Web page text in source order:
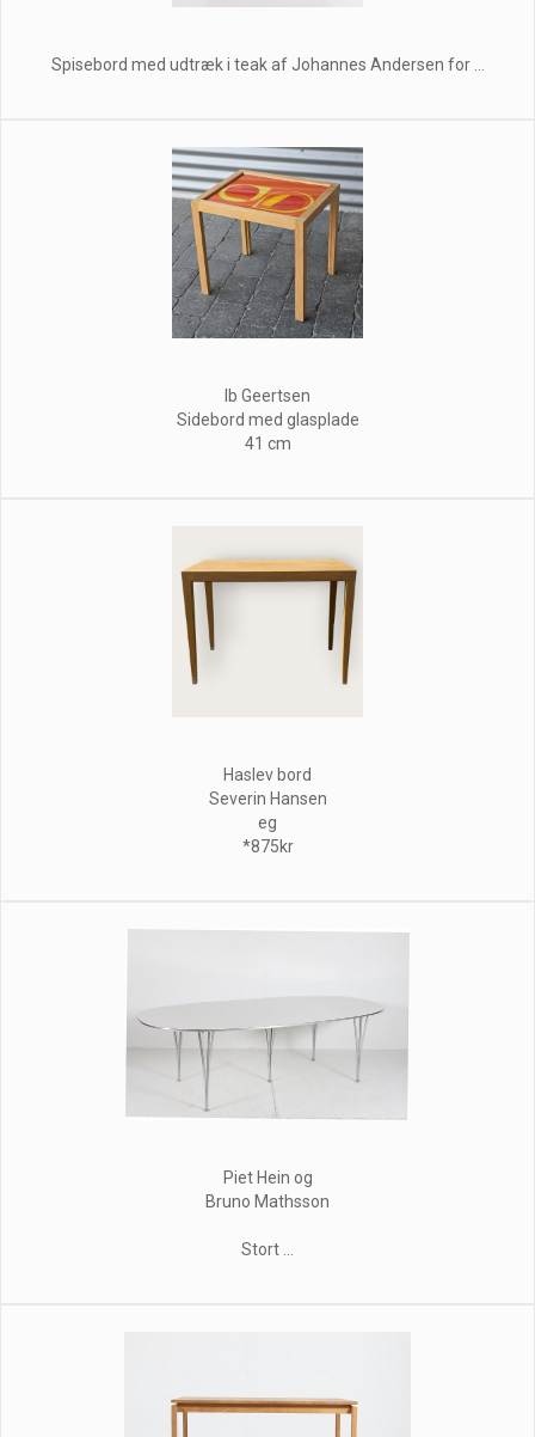
Spisebord med udtræk i teak af Johannes Andersen for ...
Ib Geertsen
Sidebord med glasplade
41 cm
Haslev bord
Severin Hansen
eg
*875kr
Piet Hein og
Bruno Mathsson
Stort ...